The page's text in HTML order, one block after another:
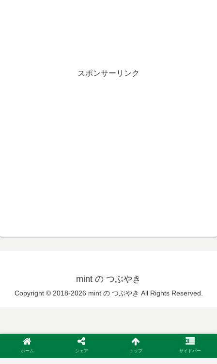
スポンサーリンク
mint の つぶやき
Copyright © 2018-2026 mint の つぶやき All Rights Reserved.
ホーム シェア トップ サイドバー